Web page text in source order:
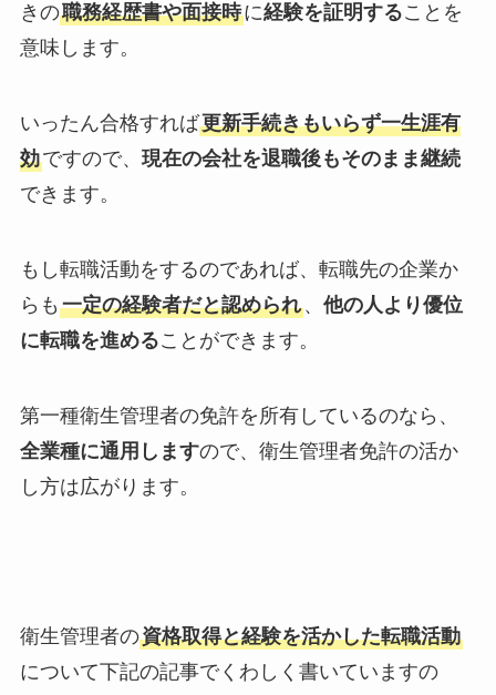
きの職務経歴書や面接時に経験を証明することを
意味します。
いったん合格すれば更新手続きもいらず一生涯有
効ですので、 現在の会社を退職後もそのまま継続
できます。
もし転職活動をするのであれば、 転職先の企業か
らも 一定の経験者だと認められ、 他の人より優位
に転職を進めることができます。
第一種衛生管理者の免許を所有しているのなら、
全業種に通用 しますので、 衛生管理者免許の活か
し方は広がります。
衛生管理者の資格取得と経験を活かした転職活動
について下記の記事でくわしく書いていますの